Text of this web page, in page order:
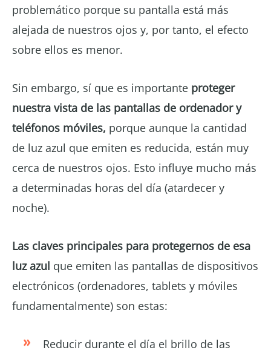
problemático porque su pantalla está más
alejada de nuestros ojos y, por tanto, el efecto
sobre ellos es menor.
Sin embargo, sí que es importante proteger
nuestra vista de las pantallas de ordenador y
teléfonos móviles, porque aunque la cantidad
de luz azul que emiten es reducida, están muy
cerca de nuestros ojos. Esto influye mucho más
a determinadas horas del día (atardecer y
noche).
Las claves principales para protegernos de esa
luz azul que emiten las pantallas de dispositivos
electrónicos (ordenadores, tablets y móviles
fundamentalmente) son estas:
Reducir durante el día el brillo de las